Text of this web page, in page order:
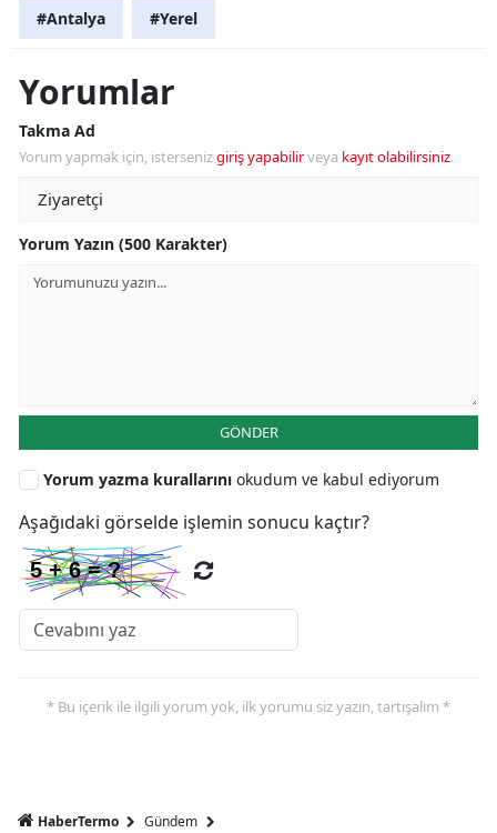
#Antalya #Yerel
Yorumlar
Takma Ad
Yorum yapmak için, istersenizgiriş yapabilirveya kayıt olabilirsiniz.
Yorum Yazın (500 Karakter)
GÖNDER
Yorum yazma kurallarını okudum ve kabul ediyorum
Aşağıdaki görselde işlemin sonucu kaçtır?
* Bu içerik ile ilgili yorum yok, ilk yorumu siz yazın, tartışalım *
HaberTermo
Gündem